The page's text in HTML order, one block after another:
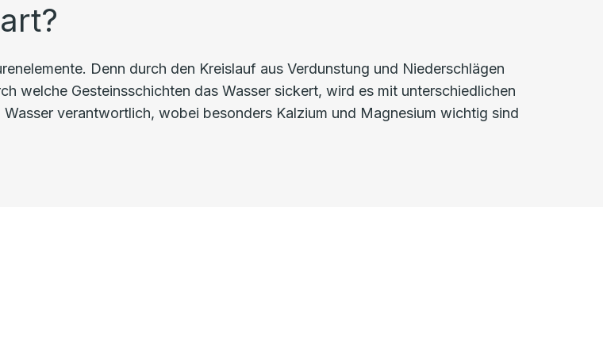
Denn durch den Kreislauf aus Verdunstung und Niederschlägen
welche Gesteinsschichten das Wasser sickert, wird es mit unterschiedlichen
verantwortlich, wobei besonders Kalzium und Magnesium wichtig sind